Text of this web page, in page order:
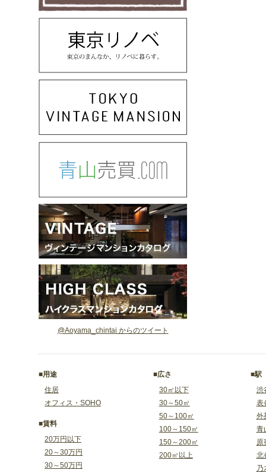
@Aoyama_chintai からのツイート
■用途
住居
オフィス・SOHO
■賃料
20万円以下
20～30万円
30～50万円
■広さ
30㎡以下
30～50㎡
50～100㎡
100～150㎡
150～200㎡
200㎡以上
■駅
渋
表
外
青
原
北
乃